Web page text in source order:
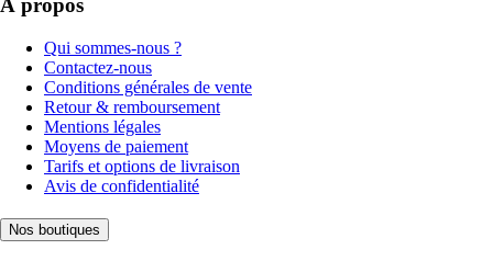
À propos
Qui sommes-nous ?
Contactez-nous
Conditions générales de vente
Retour & remboursement
Mentions légales
Moyens de paiement
Tarifs et options de livraison
Avis de confidentialité
Nos boutiques